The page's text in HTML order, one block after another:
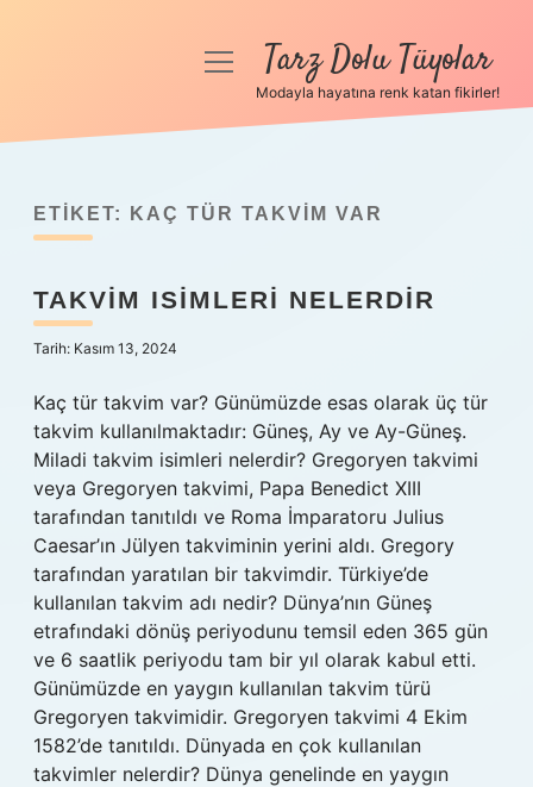
Anasayfa
Yasal Uyarı
Hakkımızda
menüyüTarz Dolu Tüyolar
Modayla hayatına renk katan fikirler!
ETIKET: KAÇ TÜR TAKVIM VAR
TAKVIM ISIMLERI NELERDIR
Tarih: Kasım 13, 2024
Kaç tür takvim var? Günümüzde esas olarak üç tür
takvim kullanılmaktadır: Güneş, Ay ve Ay-Güneş.
Miladi takvim isimleri nelerdir? Gregoryen takvimi
veya Gregoryen takvimi, Papa Benedict XIII
tarafından tanıtıldı ve Roma İmparatoru Julius
Caesar’ın Jülyen takviminin yerini aldı. Gregory
tarafından yaratılan bir takvimdir. Türkiye’de
kullanılan takvim adı nedir? Dünya’nın Güneş
etrafındaki dönüş periyodunu temsil eden 365 gün
ve 6 saatlik periyodu tam bir yıl olarak kabul etti.
Günümüzde en yaygın kullanılan takvim türü
Gregoryen takvimidir. Gregoryen takvimi 4 Ekim
1582’de tanıtıldı. Dünyada en çok kullanılan
takvimler nelerdir? Dünya genelinde en yaygın